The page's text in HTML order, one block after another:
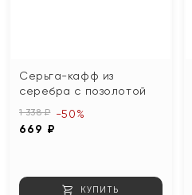
Серьга-кафф из
серебра с позолотой
1 338 ₽
669 ₽
-50%
КУПИТЬ